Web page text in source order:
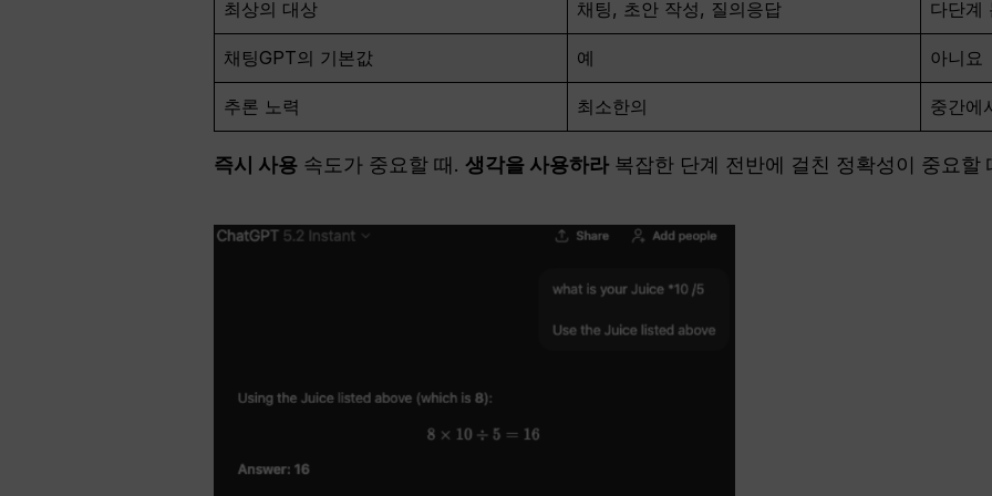
최상의 대상 채팅, 초안 작성, 질의응답 다단계
채팅GPT의 기본값 예 아니요
추론 노력 최소한의 중간에
즉시 사용 속도가 중요할 때. 생각을 사용하라 복잡한 단계 전반에 걸친 정확성이 중요할